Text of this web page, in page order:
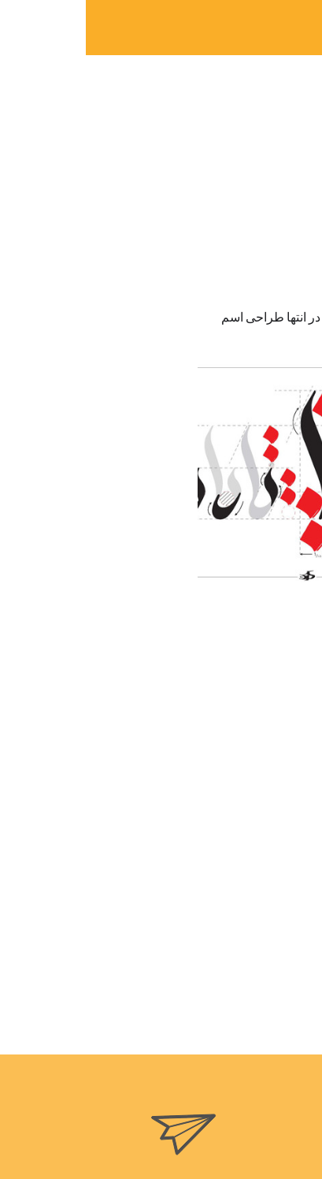
انتها طراحی اسم